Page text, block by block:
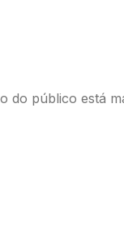
do público está